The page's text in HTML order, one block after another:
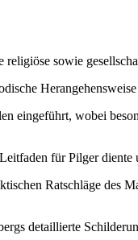
sowie
eingeführt, wobei
für Pilger
Ratschläge des
detaillierte